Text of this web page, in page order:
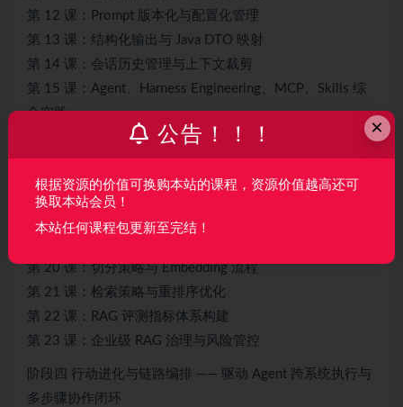
第 12 课：Prompt 版本化与配置化管理
第 13 课：结构化输出与 Java DTO 映射
第 14 课：会话历史管理与上下文裁剪
第 15 课：Agent、Harness Engineering、MCP、Skills 综
合实践
阶段三 知识赋能与深度增强 —— 打造企业级私有化知识库
第 17 课：Spring AI RAG 路线详解
第 18 课：LangChain4j RAG 路线与分层架构设计
第 20 课：切分策略与 Embedding 流程
第 21 课：检索策略与重排序优化
第 22 课：RAG 评测指标体系构建
第 23 课：企业级 RAG 治理与风险管控
阶段四 行动进化与链路编排 —— 驱动 Agent 跨系统执行与
多步骤协作闭环
×
公告！！！
根据资源的价值可换购本站的课程，资源价值越高还可
换取本站会员！
本站任何课程包更新至完结！